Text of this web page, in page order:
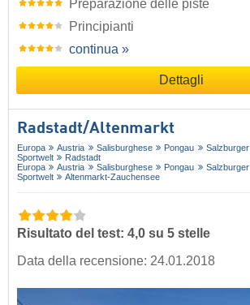
Preparazione delle piste
Principianti
continua »
Dettagli
Radstadt/​Altenmarkt
Europa Austria Salisburghese Pongau
Salzburger
Sportwelt
Radstadt
Europa
Austria Salisburghese Pongau
Salzburger
Sportwelt
Altenmarkt-Zauchensee
Risultato del test: 4,0 su 5 stelle
Data della recensione: 24.01.2018